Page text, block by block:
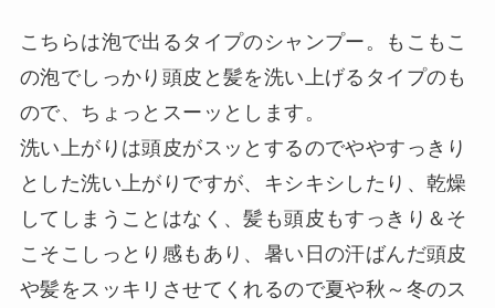
こちらは泡で出るタイプのシャンプー。もこもこ
の泡でしっかり頭皮と髪を洗い上げるタイプのも
ので、ちょっとスーッとします。
洗い上がりは頭皮がスッとするのでややすっきり
とした洗い上がりですが、キシキシしたり、乾燥
してしまうことはなく、髪も頭皮もすっきり＆そ
こそこしっとり感もあり、暑い日の汗ばんだ頭皮
や髪をスッキリさせてくれるので夏や秋～冬のス